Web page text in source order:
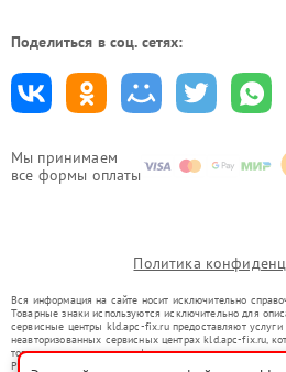
Мы принимаем
все формы оплаты
Поделиться в соц. сетях:
Политика
Вся информация на сайте носит исключительно
Товарные знаки используются исключительно для
сервисные центры kld.apc-fix.ru предоставляют услуги
неавторизованных сервисных центрах kld.apc-fix.ru,
товарных знаков или их официальными
Ремонт осуществляется для устройств, уже введенных